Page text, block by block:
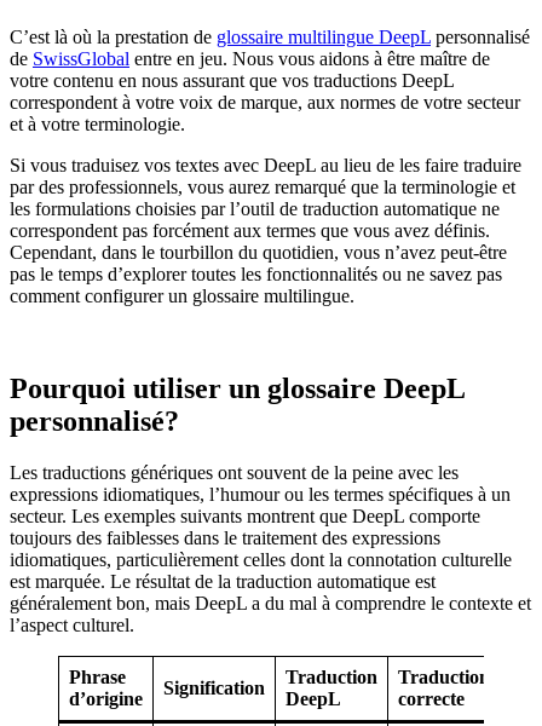
C’est là où la prestation de glossaire multilingue DeepL personnalisé
de SwissGlobal entre en jeu. Nous vous aidons à être maître de
votre contenu en nous assurant que vos traductions DeepL
correspondent à votre voix de marque, aux normes de votre secteur
et à votre terminologie.
Si vous traduisez vos textes avec DeepL au lieu de les faire traduire
par des professionnels, vous aurez remarqué que la terminologie et
les formulations choisies par l’outil de traduction automatique ne
correspondent pas forcément aux termes que vous avez définis.
Cependant, dans le tourbillon du quotidien, vous n’avez peut-être
pas le temps d’explorer toutes les fonctionnalités ou ne savez pas
comment configurer un glossaire multilingue.
Pourquoi utiliser un glossaire DeepL
personnalisé?
Les traductions génériques ont souvent de la peine avec les
expressions idiomatiques, l’humour ou les termes spécifiques à un
secteur. Les exemples suivants montrent que DeepL comporte
toujours des faiblesses dans le traitement des expressions
idiomatiques, particulièrement celles dont la connotation culturelle
est marquée. Le résultat de la traduction automatique est
généralement bon, mais DeepL a du mal à comprendre le contexte et
l’aspect culturel.
Phrase
d’origine
Signification
Traduction
DeepL
Traduction
correcte